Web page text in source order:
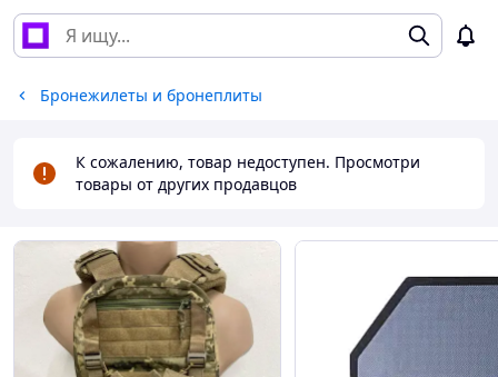
Бронежилеты и бронеплиты
К сожалению, товар недоступен. Просмотри
товары от других продавцов